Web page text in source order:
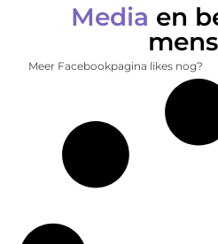
Media en
Meer Facebookpagina likes nog?